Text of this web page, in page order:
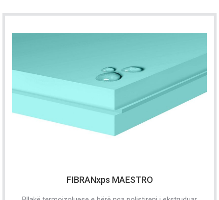
FIBRANxps MAESTRO